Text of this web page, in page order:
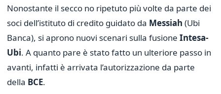
Nonostante il secco no ripetuto più volte da parte dei
soci dell’istituto di credito guidato da Messiah (Ubi
Banca), si aprono nuovi scenari sulla fusione Intesa-
Ubi. A quanto pare è stato fatto un ulteriore passo in
avanti, infatti è arrivata l’autorizzazione da parte
della BCE.